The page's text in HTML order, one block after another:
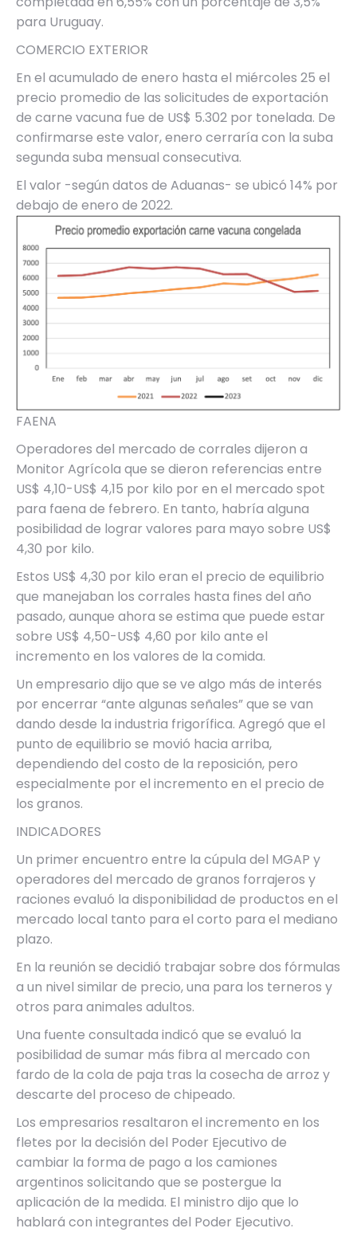
para Uruguay.
COMERCIO EXTERIOR
En el acumulado de enero hasta el miércoles 25 el
precio promedio de las solicitudes de exportación
de carne vacuna fue de US$ 5.302 por tonelada. De
confirmarse este valor, enero cerraría con la suba
segunda suba mensual consecutiva.
El valor -según datos de Aduanas- se ubicó 14% por
debajo de enero de 2022.
FAENA
Operadores del mercado de corrales dijeron a
Monitor Agrícola que se dieron referencias entre
US$ 4,10-US$ 4,15 por kilo por en el mercado spot
para faena de febrero. En tanto, habría alguna
posibilidad de lograr valores para mayo sobre US$
4,30 por kilo.
Estos US$ 4,30 por kilo eran el precio de equilibrio
que manejaban los corrales hasta fines del año
pasado, aunque ahora se estima que puede estar
sobre US$ 4,50-US$ 4,60 por kilo ante el
incremento en los valores de la comida.
Un empresario dijo que se ve algo más de interés
por encerrar “ante algunas señales” que se van
dando desde la industria frigorífica. Agregó que el
punto de equilibrio se movió hacia arriba,
dependiendo del costo de la reposición, pero
especialmente por el incremento en el precio de
los granos.
INDICADORES
Un primer encuentro entre la cúpula del MGAP y
operadores del mercado de granos forrajeros y
raciones evaluó la disponibilidad de productos en el
mercado local tanto para el corto para el mediano
plazo.
En la reunión se decidió trabajar sobre dos fórmulas
a un nivel similar de precio, una para los terneros y
otros para animales adultos.
Una fuente consultada indicó que se evaluó la
posibilidad de sumar más fibra al mercado con
fardo de la cola de paja tras la cosecha de arroz y
descarte del proceso de chipeado.
Los empresarios resaltaron el incremento en los
fletes por la decisión del Poder Ejecutivo de
cambiar la forma de pago a los camiones
argentinos solicitando que se postergue la
aplicación de la medida. El ministro dijo que lo
hablará con integrantes del Poder Ejecutivo.